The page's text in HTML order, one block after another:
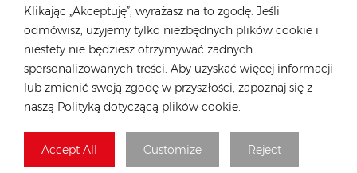
Klikając „Akceptuję”, wyrażasz na to zgodę. Jeśli
odmówisz, użyjemy tylko niezbędnych plików cookie i
niestety nie będziesz otrzymywać żadnych
spersonalizowanych treści. Aby uzyskać więcej informacji
lub zmienić swoją zgodę w przyszłości, zapoznaj się z
naszą Polityką dotyczącą plików cookie.
Accept All Customize Reject